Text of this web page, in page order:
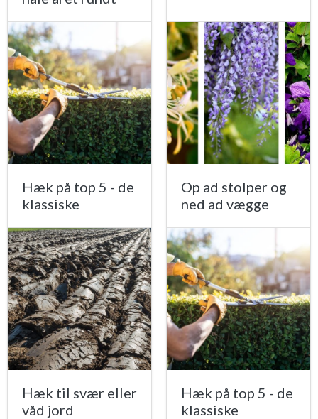
Hæk på top 5 - de
klassiske
Op ad stolper og
ned ad vægge
Hæk til svær eller
våd jord
Hæk på top 5 - de
klassiske